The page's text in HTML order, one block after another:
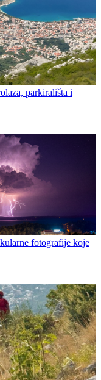
parkirališta i
fotografije koje